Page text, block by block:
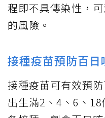
程即不具傳染性，
的風險。
接種疫苗預防百
接種疫苗可有效預
出生滿2、4、6、